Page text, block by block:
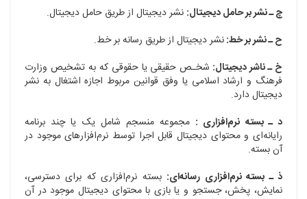
چ ـ نشر بر حامل دیجیتال: نشر دیجیتال از طریق حامل دیجیتال.
ح ـ نشر بر خط:نشر دیجیتال از طریق رسانه بر خط.
خ ـ ناشر دیجیتال: شخـص حقیقی یا حقوقی که به تشخیص وزارت
فرهنگ و ارشاد اسلامی یا وفق قوانین مربوط اجازه اشتغال به نشر
دیجیتال دارد.
د ـ بسته نرم‌افزاری : مجموعه منسجم شامل یک یا چند برنامه
رایانه‌ای و محتوای دیجیتال قابل اجرا توسط نرم‌افزارهای موجود در
آن بسته.
ذ ـ بسته نرم‌افزاری رسانه‌ای: بسته نرم‌افزاری که برای دسترسی،
نمایش، پخش، جستجو و یا بازی با محتوای دیجیتال موجود در آن